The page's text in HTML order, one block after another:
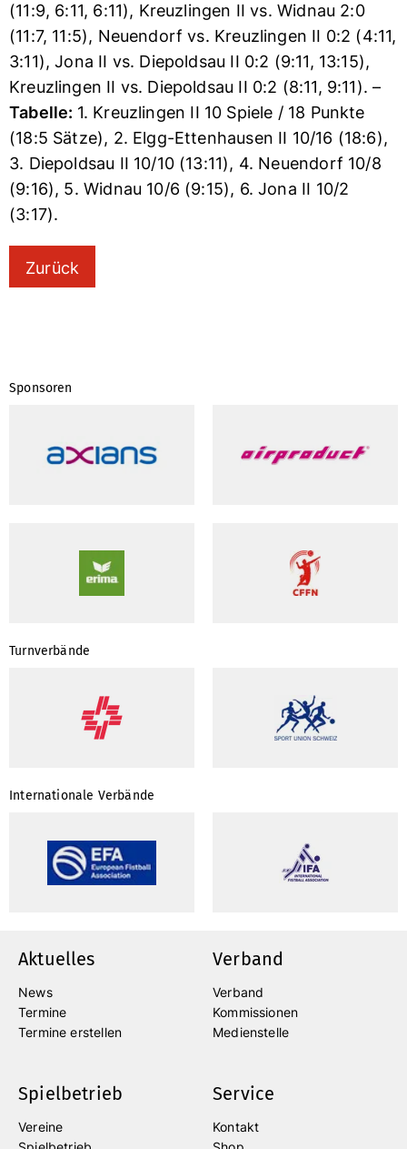
(11:9, 6:11, 6:11), Kreuzlingen II vs. Widnau 2:0
(11:7, 11:5), Neuendorf vs. Kreuzlingen II 0:2 (4:11,
3:11), Jona II vs. Diepoldsau II 0:2 (9:11, 13:15),
Kreuzlingen II vs. Diepoldsau II 0:2 (8:11, 9:11). –
Tabelle: 1. Kreuzlingen II 10 Spiele / 18 Punkte
(18:5 Sätze), 2. Elgg-Ettenhausen II 10/16 (18:6),
3. Diepoldsau II 10/10 (13:11), 4. Neuendorf 10/8
(9:16), 5. Widnau 10/6 (9:15), 6. Jona II 10/2
(3:17).
Zurück
Sponsoren
Turnverbände
Internationale Verbände
Aktuelles
News
Termine
Termine erstellen
Verband
Verband
Kommissionen
Medienstelle
Spielbetrieb
Vereine
Service
Kontakt